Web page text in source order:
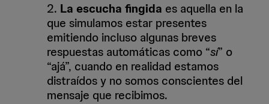
2. La escucha fingida es aquella en la
que simulamos estar presentes
emitiendo incluso algunas breves
respuestas automáticas como “sí” o
“ajá”, cuando en realidad estamos
distraídos y no somos conscientes del
mensaje que recibimos.